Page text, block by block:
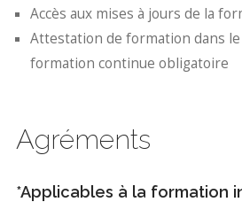
Accès aux mises à jours de la
Attestation de formation dans le
formation continue obligatoire
Agréments
*Applicables à la formation